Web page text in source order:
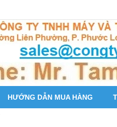
HƯỚNG DẪN MUA HÀNG